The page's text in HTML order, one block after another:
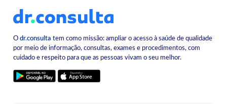
Odr.consulta tem como missão: ampliar o acesso à saúde de qualidade
por meio de informação, consultas, exames e procedimentos, com
cuidado e respeito para que as pessoas vivam o seu melhor.